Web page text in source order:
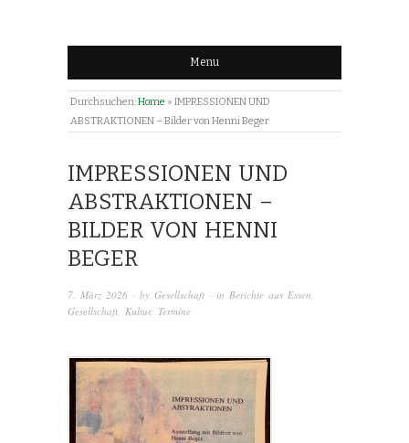
Menu
Durchsuchen:Home » IMPRESSIONEN UND
ABSTRAKTIONEN – Bilder von Henni Beger
IMPRESSIONEN UND
ABSTRAKTIONEN –
BILDER VON HENNI
BEGER
7. März 2026 · by Gesellschaft · in Berichte aus Essen,
Gesellschaft, Kultur, Termine